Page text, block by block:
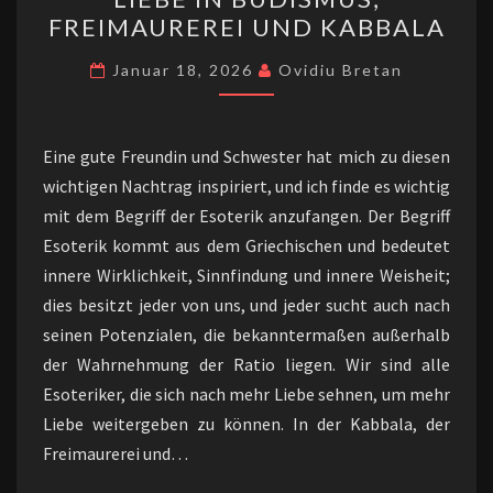
IN
BUDISMUS,
FREIMAUREREI
UND
FREIMAUREREI UND KABBALA
Januar 18, 2026 Ovidiu Bretan
Eine gute Freundin und Schwester hat mich zu diesen
wichtigen Nachtrag inspiriert, und ich finde es wichtig
mit dem Begriff der Esoterik anzufangen. ​Der Begriff
Esoterik kommt aus dem Griechischen und bedeutet
innere Wirklichkeit, Sinnfindung und innere Weisheit;
dies besitzt jeder von uns, und jeder sucht auch nach
seinen Potenzialen, die bekanntermaßen außerhalb
der Wahrnehmung der Ratio liegen. Wir sind alle
Esoteriker, die sich nach mehr Liebe sehnen, um mehr
Liebe weitergeben zu können. ​In der Kabbala, der
Freimaurerei und…